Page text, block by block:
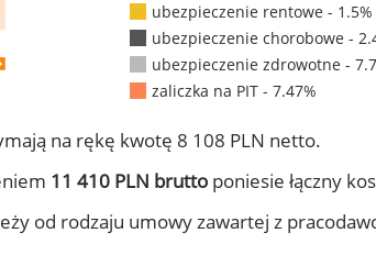
ubezpieczenie rentowe - 1.5%
ubezpieczenie chorobowe -
ubezpieczenie zdrowotne -
zaliczka na PIT - 7.47%
na rękę kwotę 8 108 PLN netto.
11 410 PLN brutto poniesie łączny
od rodzaju umowy zawartej z